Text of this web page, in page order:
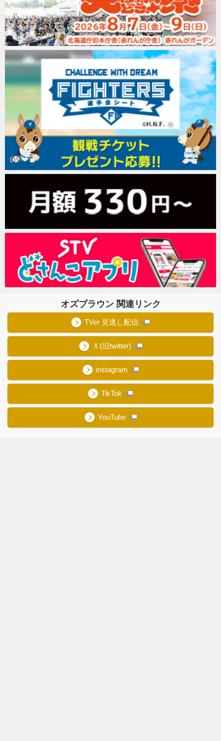
オズブラウン 関連リンク
TVer 見逃し配信
Ｘ(旧twitter)
instagram
TikTok
YouTube